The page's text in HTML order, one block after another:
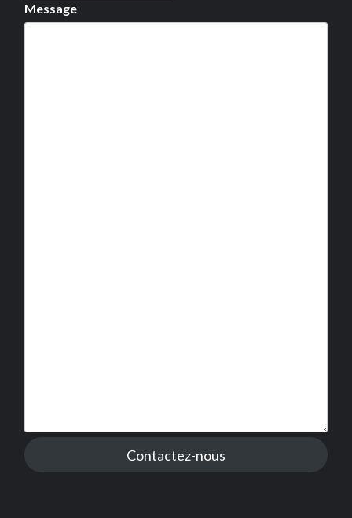
Message
Contactez-nous